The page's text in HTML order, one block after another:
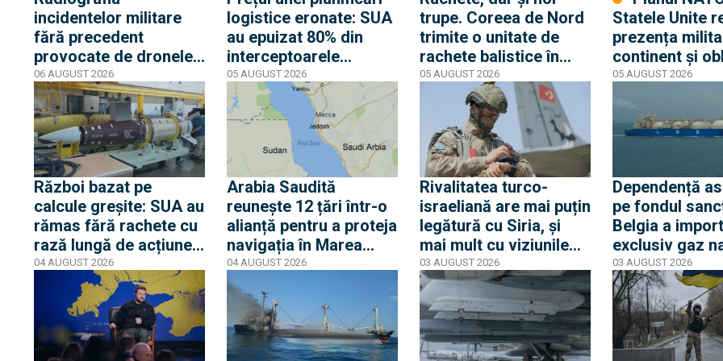
incidentelor militare
fără precedent
provocate de dronele
ruse în România:
Următoarea etapă de
escaladare ar putea
viza un roi de drone
Geran-5 pe direcția
Galați-Reni
06 AUGUST 2026
logistice eronate: SUA
au epuizat 80% din
interceptoarele
THAAD în urma
deciziei de a ataca
Iranul
05 AUGUST 2026
trupe. Coreea de Nord
trimite o unitate de
rachete balistice în
Rusia, vizând Ucraina
05 AUGUST 2026
Statele Unite
prezența
continent și
guvernele
05 AUGUST 2026
Război bazat pe
calcule greșite: SUA au
rămas fără rachete cu
rază lungă de acțiune
ATACMS, stocurile
noilor PrSM sunt
consumate în totalitate
iar Tomahawk e la
jumătate
04 AUGUST 2026
Arabia Saudită
reunește 12 țări într-o
alianță pentru a proteja
navigația în Marea
Roșie. Importanța
Strâmtorii Importanța
Strâmtorii Bab el
Mandeb
04 AUGUST 2026
Rivalitatea turco-
israeliană are mai puțin
legătură cu Siria, și
mai mult cu viziunile
proprii privind
remodelarea
geopolitică a regiunii
03 AUGUST 2026
Dependență
pe fondul
Belgia a
exclusiv gaz
lichefiat rusesc
iulie
03 AUGUST 2026
EXCLUSIV